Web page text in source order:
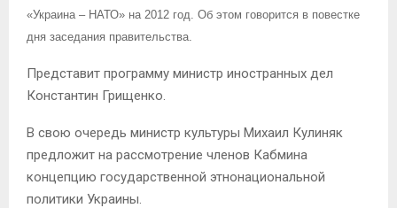
«Украина – НАТО» на 2012 год. Об этом говорится в повестке
дня заседания правительства.
Представит программу министр иностранных дел
Константин Грищенко.
В свою очередь министр культуры Михаил Кулиняк
предложит на рассмотрение членов Кабмина
концепцию государственной этнонациональной
политики Украины.